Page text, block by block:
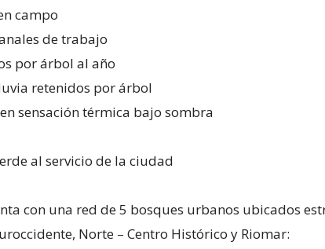
campo
de trabajo
por árbol al año
retenidos por árbol
en sensación térmica bajo sombra
al servicio de la ciudad
con una red de 5 bosques urbanos ubicados
Norte – Centro Histórico y Riomar: